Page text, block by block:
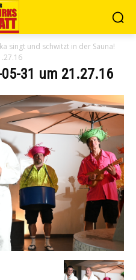
singt und schwitzt in der Sauna!
31 um 21.27.16